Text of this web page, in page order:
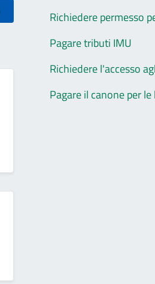
Richiedere permesso
Pagare tributi IMU
Richiedere l'accesso
Pagare il canone per